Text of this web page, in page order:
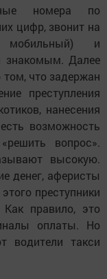
номера по
цифр, звонит на
мобильный) и
знакомым. Далее
что задержан
преступления
нанесения
возможность
вопрос».
высокую.
денег, аферисты
преступники
правило, это
оплаты. Но
водители такси